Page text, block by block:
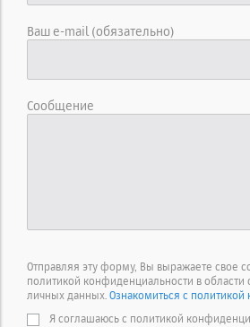
Ваш e-mail (обязательно)
Сообщение
Отправляя эту форму, Вы выражаете свое
политикой конфиденциальности в области
личных данных. Ознакомиться с политикой
Я соглашаюсь с политикой